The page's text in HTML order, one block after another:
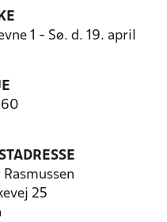
1 - Sø. d. 19. april
25